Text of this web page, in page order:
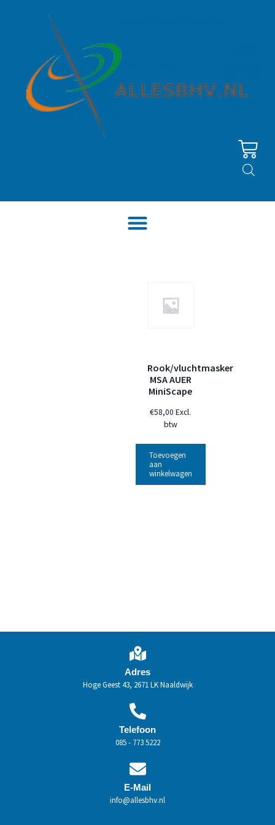
Rook/vluchtmasker
MSA AUER
MiniScape
€58,00 Excl.
btw
Toevoegen
aan
winkelwagen
Adres
Hoge Geest 43, 2671 LK Naaldwijk
Telefoon
085 - 773 5222
E-Mail
info@allesbhv.nl